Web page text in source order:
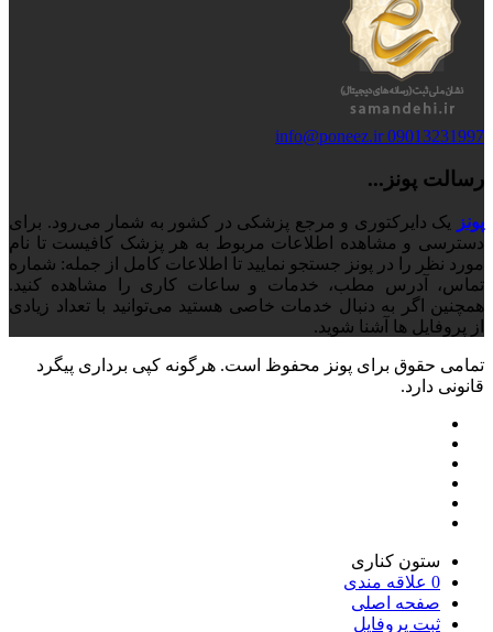
09013231997
info@poneez.ir
رسالت پونز...
پونز
یک دایرکتوری و مرجع پزشکی در کشور به شمار می‌رود. برای
دسترسی و مشاهده اطلاعات مربوط به هر پزشک کافیست تا نام
مورد نظر را در پونز جستجو نمایید تا اطلاعات کامل از جمله: شماره
تماس، آدرس مطب، خدمات و ساعات کاری را مشاهده کنید.
همچنین اگر به دنبال خدمات خاصی هستید می‌توانید با تعداد زیادی
از پروفایل ها آشنا شوید.
تمامی حقوق برای پونز محفوظ است. هرگونه کپی برداری پیگرد
قانونی دارد.
ستون کناری
0 علاقه مندی
صفحه اصلی
ثبت پروفایل